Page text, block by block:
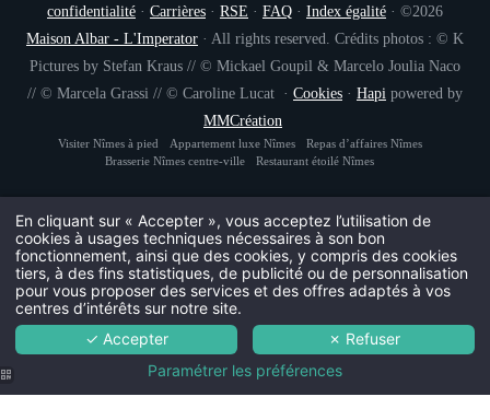
confidentialité · Carrières · RSE · FAQ · Index égalité · ©2026
Maison Albar - L'Imperator · All rights reserved. Crédits photos : © K
Pictures by Stefan Kraus // © Mickael Goupil & Marcelo Joulia Naco
// © Marcela Grassi // © Caroline Lucat · Cookies · Hapi powered by
MMCréation
Visiter Nîmes à pied Appartement luxe Nîmes
Repas d’affaires Nîmes
Brasserie Nîmes centre-ville
Restaurant étoilé Nîmes
Monsieur
Vous souhaitez recevoir
En cliquant sur « Accepter », vous acceptez l’utilisation de
cookies à usages techniques nécessaires à son bon
fonctionnement, ainsi que des cookies, y compris des cookies
tiers, à des fins statistiques, de publicité ou de personnalisation
pour vous proposer des services et des offres adaptés à vos
centres d’intérêts sur notre site.
✓ Accepter
✗ Refuser
Paramétrer les préférences